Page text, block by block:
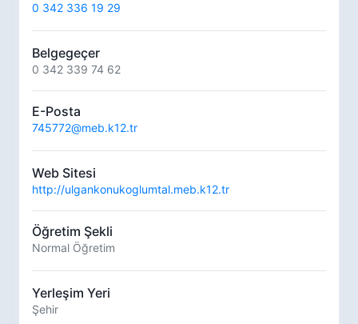
0 342 336 19 29
Belgegeçer
0 342 339 74 62
E-Posta
745772@meb.k12.tr
Web Sitesi
http://ulgankonukoglumtal.meb.k12.tr
Öğretim Şekli
Normal Öğretim
Yerleşim Yeri
Şehir